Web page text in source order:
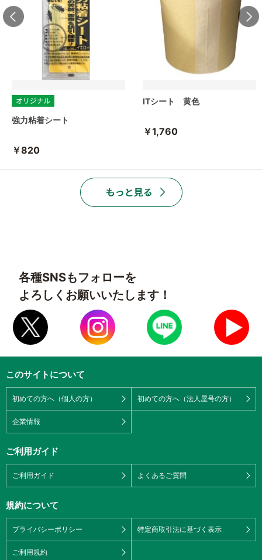
強力粘着シート
￥820
ITシート 黄色
￥1,760
各種SNSもフォローを
よろしくお願いいたします！
このサイトについて
初めての方へ（個人の方） 初めての方へ（法人屋号の方）
企業情報
ご利用ガイド
ご利用ガイド よくあるご質問
規約について
プライバシーポリシー 特定商取引法に基づく表示
ご利用規約